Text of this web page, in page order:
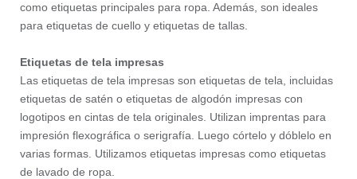
como etiquetas principales para ropa. Además, son ideales
para etiquetas de cuello y etiquetas de tallas.
Etiquetas de tela impresas
Las etiquetas de tela impresas son etiquetas de tela, incluidas
etiquetas de satén o etiquetas de algodón impresas con
logotipos en cintas de tela originales. Utilizan imprentas para
impresión flexográfica o serigrafía. Luego córtelo y dóblelo en
varias formas. Utilizamos etiquetas impresas como etiquetas
de lavado de ropa.